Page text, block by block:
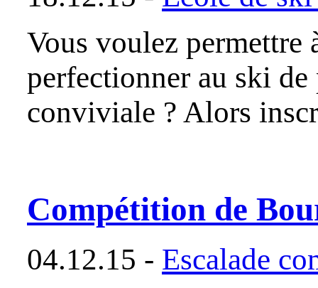
Vous voulez permettre
perfectionner au ski
conviviale ? Alors
Compétition de
04.12.15 - Escalade